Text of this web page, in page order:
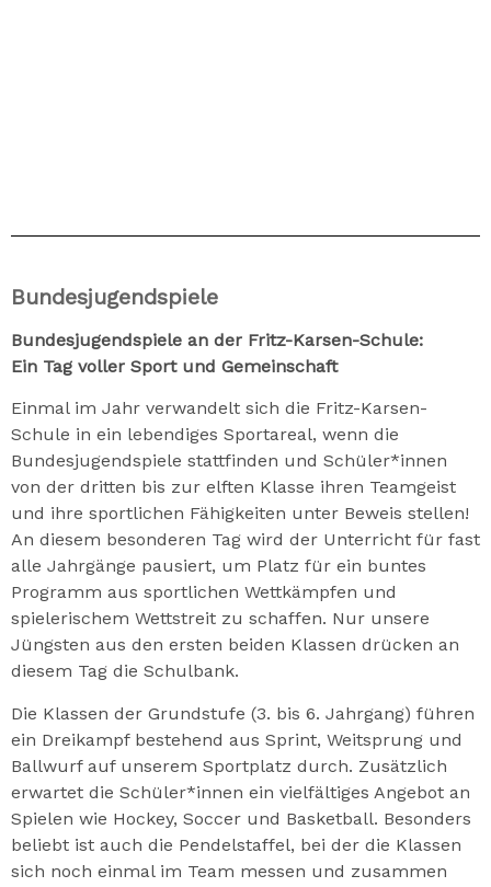
Bundesjugendspiele
Bundesjugendspiele an der Fritz-Karsen-Schule:
Ein Tag voller Sport und Gemeinschaft
Einmal im Jahr verwandelt sich die Fritz-Karsen-
Schule in ein lebendiges Sportareal, wenn die
Bundesjugendspiele stattfinden und Schüler*innen
von der dritten bis zur elften Klasse ihren Teamgeist
und ihre sportlichen Fähigkeiten unter Beweis stellen!
An diesem besonderen Tag wird der Unterricht für fast
alle Jahrgänge pausiert, um Platz für ein buntes
Programm aus sportlichen Wettkämpfen und
spielerischem Wettstreit zu schaffen. Nur unsere
Jüngsten aus den ersten beiden Klassen drücken an
diesem Tag die Schulbank.
Die Klassen der Grundstufe (3. bis 6. Jahrgang) führen
ein Dreikampf bestehend aus Sprint, Weitsprung und
Ballwurf auf unserem Sportplatz durch. Zusätzlich
erwartet die Schüler*innen ein vielfältiges Angebot an
Spielen wie Hockey, Soccer und Basketball. Besonders
beliebt ist auch die Pendelstaffel, bei der die Klassen
sich noch einmal im Team messen und zusammen